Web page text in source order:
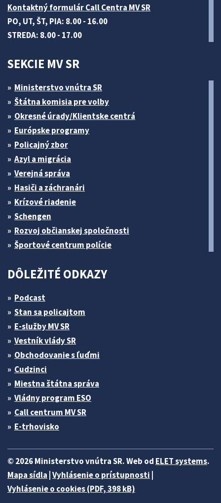
Kontaktný formulár Call Centra MV SR
PO, UT, ŠT, PIA: 8.00 - 16.00
STREDA: 8.00 - 17.00
SEKCIE MV SR
Ministerstvo vnútra SR
Štátna komisia pre volby
Okresné úrady/Klientske centrá
Európske programy
Policajný zbor
Azyl a migrácia
Verejná správa
Hasiči a záchranári
Krízové riadenie
Schengen
Rozvoj občianskej spoločnosti
Športové centrum polície
DÔLEŽITÉ ODKAZY
Podcast
Stan sa policajtom
E-služby MV SR
Vestník vlády SR
Obchodovanie s ľuďmi
Cudzinci
Miestna štátna správa
Vládny program ESO
Call centrum MV SR
E-trhovisko
© 2026 Ministerstvo vnútra SR. Web od ELET systems.
Mapa sídla Vyhlásenie o prístupnosti
Vyhlásenie o cookies (PDF, 398 kB)